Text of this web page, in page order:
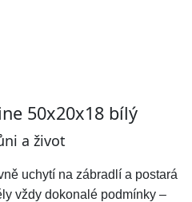
50x20x18 bílý
a život
uchytí na zábradlí a postará
vždy dokonalé podmínky –